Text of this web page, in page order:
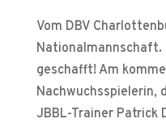
Vom DBV
Nationalmannschaft.
geschafft! Am
Nachwuchsspielerin,
JBBL-Trainer Patrick